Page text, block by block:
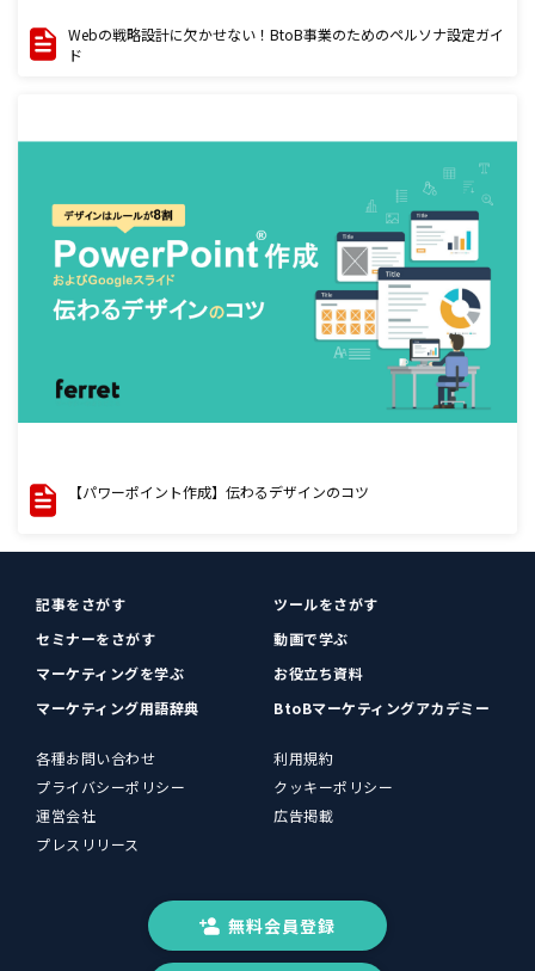
Webの戦略設計に欠かせない！BtoB事業のためのペルソナ設定ガイ
ド
【パワーポイント作成】伝わるデザインのコツ
記事をさがす
ツールをさがす
セミナーをさがす
動画で学ぶ
マーケティングを学ぶ
お役立ち資料
マーケティング用語辞典
BtoBマーケティングアカデミー
各種お問い合わせ
利用規約
プライバシーポリシー
クッキーポリシー
運営会社
広告掲載
プレスリリース
無料会員登録